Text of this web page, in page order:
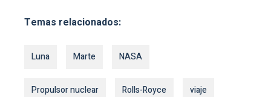
Temas relacionados:
Luna Marte NASA
Propulsor nuclear Rolls-Royce viaje